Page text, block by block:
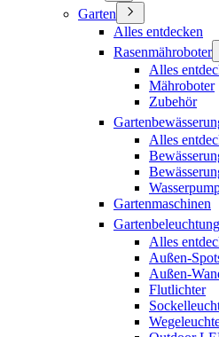
Garten
Alles entdecken
Rasenmähroboter
Alles
Mähroboter
Zubehör
Alles
Gartenmaschinen
Gartenbeleuchtung
Alles
Außen-
Außen-
Flutlichter